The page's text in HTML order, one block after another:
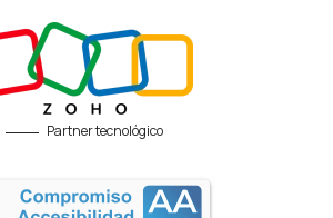
Partner tecnológico